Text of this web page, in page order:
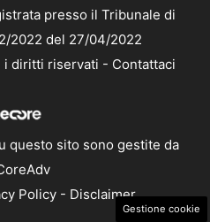
presso il Tribunale di
2022 del 27/04/2022
diritti riservati - Contattaci
questo sito sono gestite da
Policy- Disclaimer
Gestione cookie